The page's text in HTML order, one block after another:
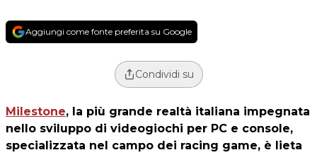
Aggiungi come fonte preferita su Google
Condividi su
Milestone, la più grande realtà italiana impegnata
nello sviluppo di videogiochi per PC e console,
specializzata nel campo dei racing game, è lieta